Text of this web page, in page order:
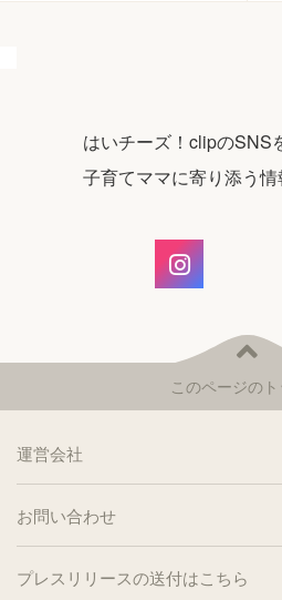
はいチーズ！clipのSNS
子育てママに寄り添う
このページの
運営会社
お問い合わせ
プレスリリースの送付はこちら